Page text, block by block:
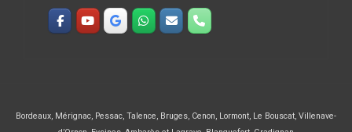
Bordeaux, Mérignac, Pessac, Talence, Bruges, Cenon, Lormont, Le Bouscat, Villenave-